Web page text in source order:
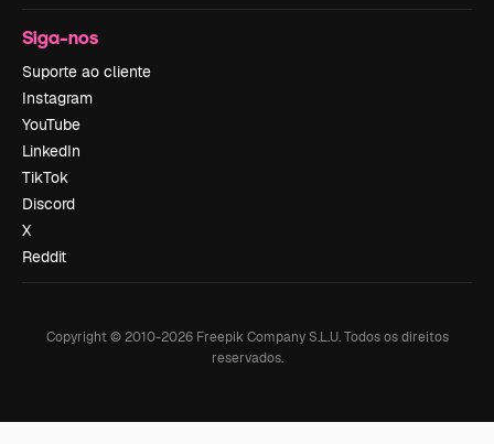
Siga-nos
Suporte ao cliente
Instagram
YouTube
LinkedIn
TikTok
Discord
X
Reddit
Copyright © 2010-2026Freepik Company S.L.U. Todos os direitos
reservados.